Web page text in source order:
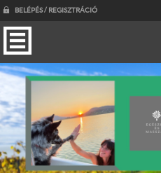
BELÉPÉS / REGISZTRÁCIÓ